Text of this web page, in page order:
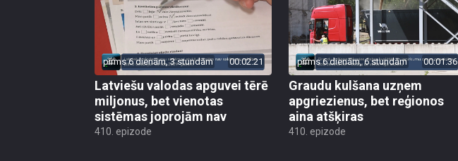
pirms 6 dienām, 3 stundām 00:02:21
Latviešu valodas apguvei tērē
miljonus, bet vienotas
sistēmas joprojām nav
410. epizode
pirms 6 dienām, 6 stundām 00:01:36
Graudu kulšana uzņem
apgriezienus, bet reģionos
aina atšķiras
410. epizode